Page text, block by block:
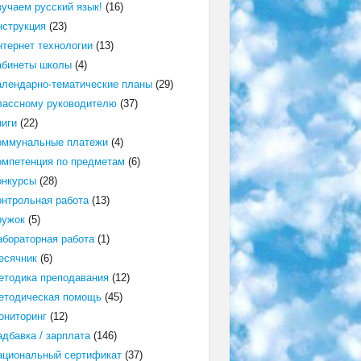
русский язык! (16)
(23)
технологии(13)
школы(4)
тематические планы(29)
руководителю(37)
(22)
платежи(4)
по предметам (6)
(28)
работа(13)
(5)
работа(1)
(6)
преподавания(12)
помощь(45)
(12)
/ зарплата(146)
сертификат(37)